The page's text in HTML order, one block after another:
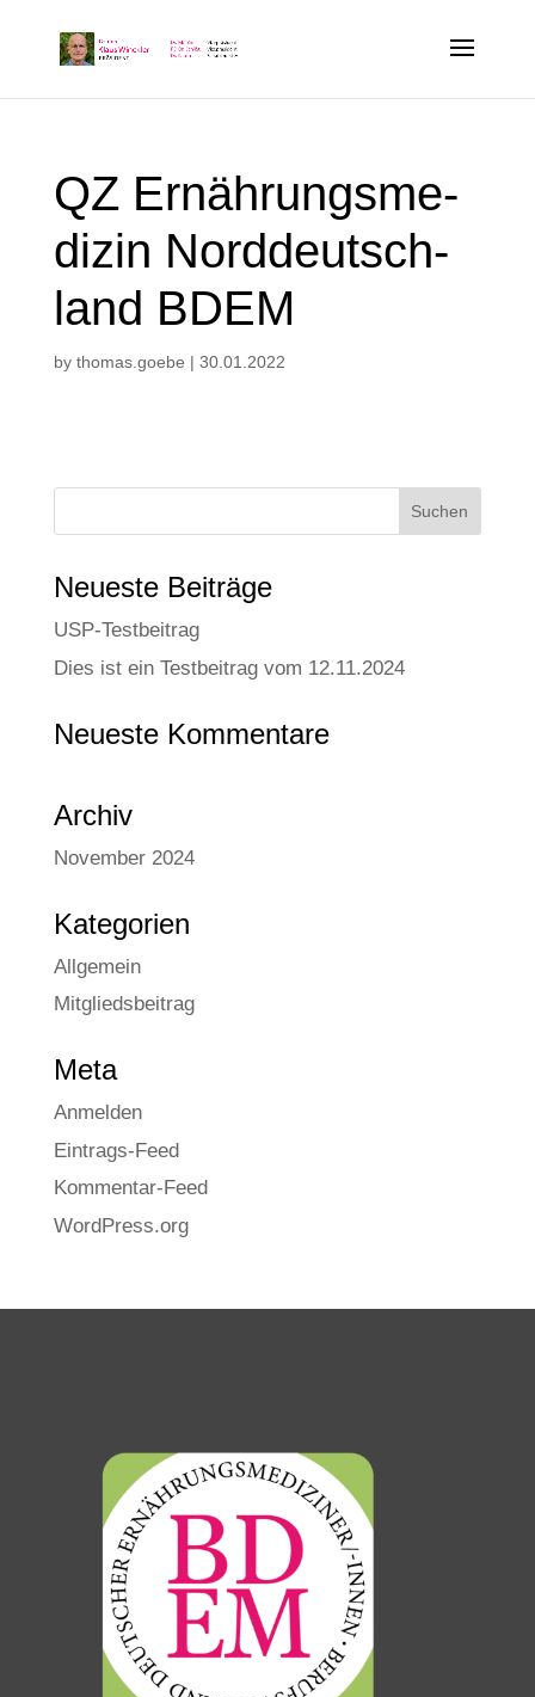
QZ Ernäh­rungs­me­
di­zin Nord­deutsch­
land BDEM
by thomas.goebe | 30.01.2022
Neue­ste Beiträge
USP-Test­bei­trag
Dies ist ein Test­bei­trag vom 12.11.2024
Neue­ste Kommentare
Archiv
November 2024
Kate­go­rien
Allgemein
Mitgliedsbeitrag
Meta
Anmelden
Eintrags-Feed
Kommentar-Feed
WordPress.org